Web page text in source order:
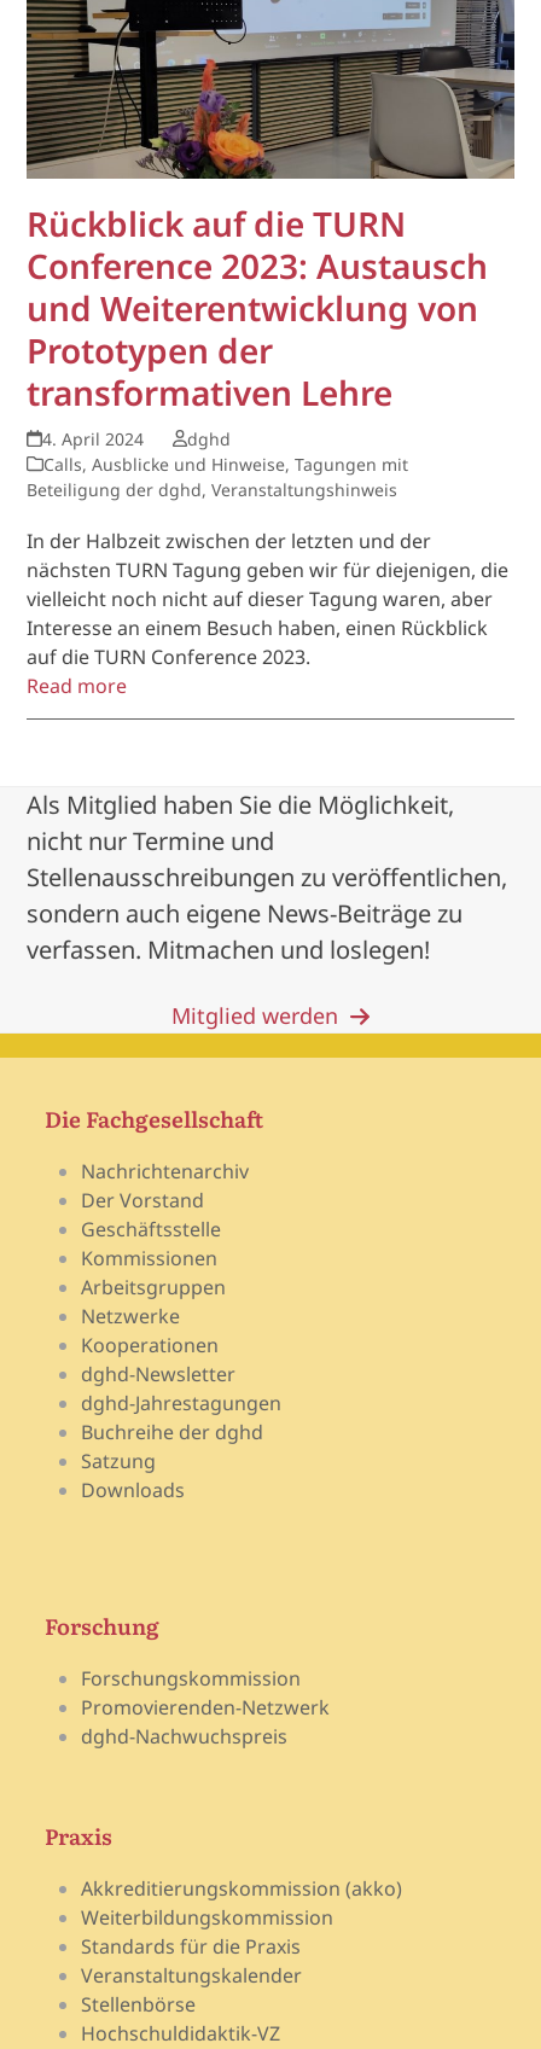
Rückblick auf die TURN
Conference 2023: Austausch
und Weiterentwicklung von
Prototypen der
transformativen Lehre
4. April 2024
dghd
Calls, Ausblicke und Hinweise,Tagungen mit
Beteiligung der dghd,Veranstaltungshinweis
In der Halbzeit zwischen der letzten und der
nächsten TURN Tagung geben wir für diejenigen, die
vielleicht noch nicht auf dieser Tagung waren, aber
Interesse an einem Besuch haben, einen Rückblick
auf die TURN Conference 2023.
Read more
Als Mitglied haben Sie die Möglichkeit,
nicht nur Termine und
Stellenausschreibungen zu veröffentlichen,
sondern auch eigene News-Beiträge zu
verfassen. Mitmachen und loslegen!
Mitglied werden
Die Fachgesellschaft
Nachrichtenarchiv
Der Vorstand
Geschäftsstelle
Kommissionen
Arbeitsgruppen
Netzwerke
Kooperationen
dghd-Newsletter
dghd-Jahrestagungen
Buchreihe der dghd
Satzung
Downloads
Forschung
Forschungskommission
Promovierenden-Netzwerk
dghd-Nachwuchspreis
Praxis
Akkreditierungskommission (akko)
Weiterbildungskommission
Standards für die Praxis
Veranstaltungskalender
Stellenbörse
Hochschuldidaktik-VZ